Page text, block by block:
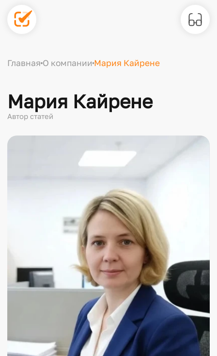
Главная О компании Мария Кайрене
Мария Кайрене
Автор статей